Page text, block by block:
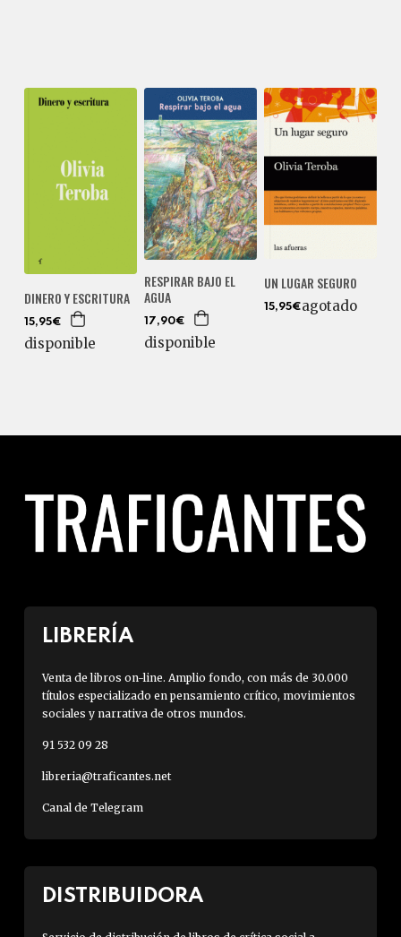
DINERO Y ESCRITURA
15,95€
disponible
RESPIRAR BAJO EL
AGUA
17,90€
disponible
UN LUGAR SEGURO
15,95€agotado
LIBRERÍA
Venta de libros on-line. Amplio fondo, con más de 30.000
títulos especializado en pensamiento crítico, movimientos
sociales y narrativa de otros mundos.
91 532 09 28
libreria@traficantes.net
Canal de Telegram
DISTRIBUIDORA